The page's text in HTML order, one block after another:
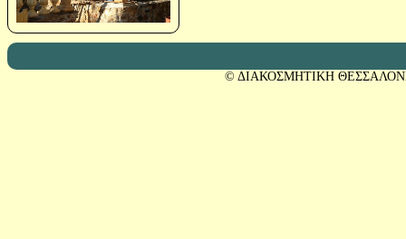
© ΔΙΑΚΟΣΜΗΤΙΚΗ